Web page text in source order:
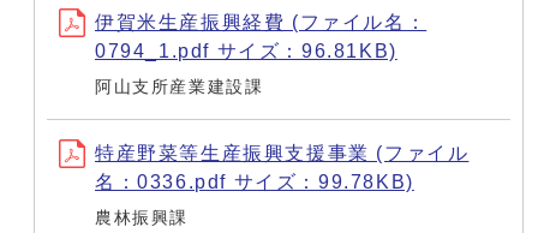
伊賀米生産振興経費 (ファイル名：
0794_1.pdf サイズ：96.81KB)
阿山支所産業建設課
特産野菜等生産振興支援事業 (ファイル
名：0336.pdf サイズ：99.78KB)
農林振興課